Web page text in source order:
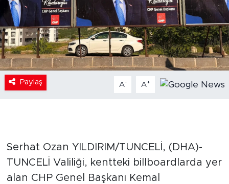
Paylaş A- A+
Serhat Ozan YILDIRIM/TUNCELİ, (DHA)-
TUNCELİ Valiliği, kentteki billboardlarda yer
alan CHP Genel Başkanı Kemal